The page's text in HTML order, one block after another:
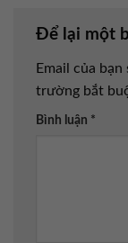
Để lại một
Email của
trường bắt
Bình luận *